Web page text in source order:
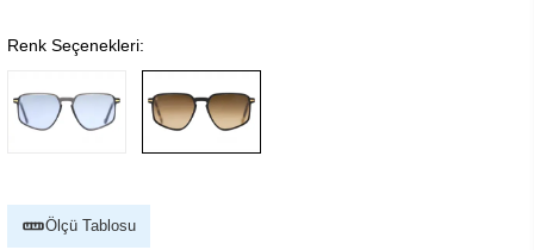
Renk Seçenekleri:
Ölçü Tablosu